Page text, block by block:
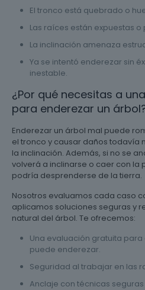
El tronco está quebrado o
Las raíces están expuestas o
La inclinación amenaza
Ya se intentó enderezar sin
inestable.
¿Por qué necesitas a
para enderezar un
Enderezar un árbol mal puede
el tronco y causar daños todavía
la inclinación. Además, si no se
volverá a inclinarse o caer con la
podría desprenderse de la tierra.
Nosotros evaluamos cada caso
aplicamos soluciones seguras y
natural del árbol. Te ofrecemos:
Una evaluación gratuita
puede enderezar.
Seguridad al trabajar en las
Anclaje con técnicas